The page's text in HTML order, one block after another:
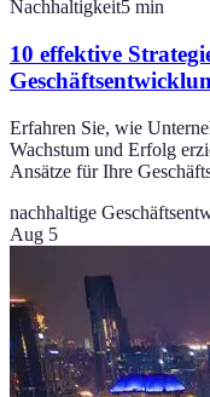
Nachhaltigkeit5 min
10 effektive
Erfahren Sie, wie
Wachstum und Erfolg
Ansätze für Ihre
nachhaltige
Aug 5